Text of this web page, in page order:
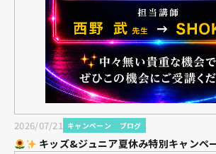
2026/07/21 キャンペーン ブログ
キッズ&ジュニア夏休み特別キャンペ